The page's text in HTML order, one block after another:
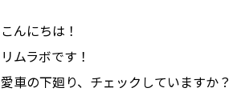
こんにちは！
リムラボです！
愛車の下廻り、チェックしていますか？